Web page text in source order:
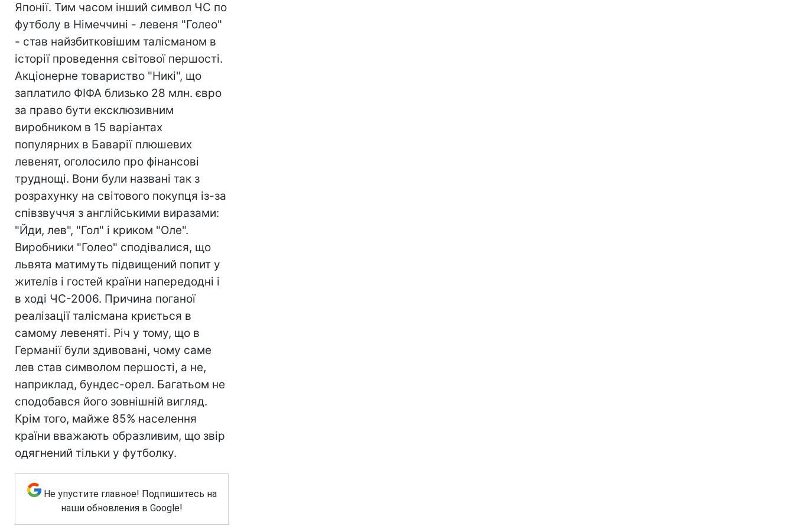
Японії. Тим часом інший символ ЧС по
футболу в Німеччині - левеня "Голео"
- став найзбитковішим талісманом в
історії проведення світової першості.
Акціонерне товариство "Никі", що
заплатило ФІФА близько 28 млн. євро
за право бути ексклюзивним
виробником в 15 варіантах
популярних в Баварії плюшевих
левенят, оголосило про фінансові
труднощі. Вони були названі так з
розрахунку на світового покупця із-за
співзвуччя з англійськими виразами:
"Йди, лев", "Гол" і криком "Оле".
Виробники "Голео" сподівалися, що
львята матимуть підвищений попит у
жителів і гостей країни напередодні і
в ході ЧС-2006. Причина поганої
реалізації талісмана криється в
самому левеняті. Річ у тому, що в
Германії були здивовані, чому саме
лев став символом першості, а не,
наприклад, бундес-орел. Багатьом не
сподобався його зовнішній вигляд.
Крім того, майже 85% населення
країни вважають образливим, що звір
одягнений тільки у футболку.
Не упустите главное! Подпишитесь на
наши обновления в Google!